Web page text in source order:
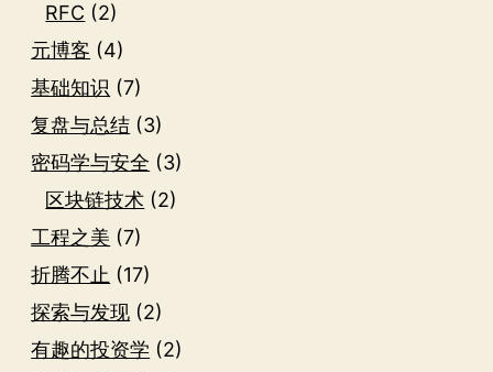
RFC (2)
元博客 (4)
基础知识 (7)
复盘与总结 (3)
密码学与安全 (3)
区块链技术 (2)
工程之美 (7)
折腾不止 (17)
探索与发现 (2)
有趣的投资学 (2)